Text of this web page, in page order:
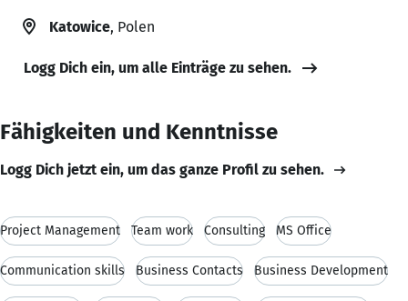
Katowice, Polen
Logg Dich ein, um alle Einträge zu sehen.
Fähigkeiten und Kenntnisse
Logg Dich jetzt ein, um das ganze Profil zu sehen.
Project Management Team work Consulting MS Office
Communication skills Business Contacts Business Development